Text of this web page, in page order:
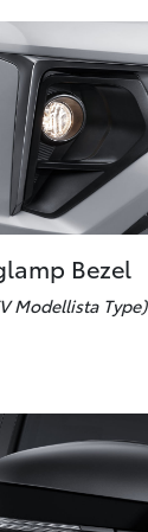
Bezel
Modellista Type)